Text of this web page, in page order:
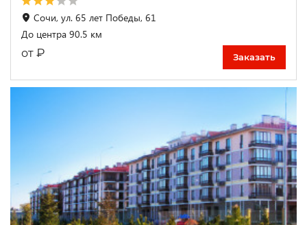
Сочи, ул. 65 лет Победы, 61
До центра 90.5 км
от ₽ Заказать